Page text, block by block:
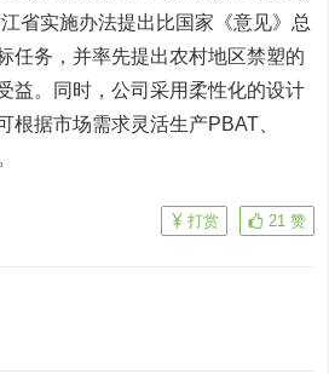
省实施办法提出比国家《意见》总
任务，并率先提出农村地区禁塑的
益。同时，公司采用柔性化的设计
根据市场需求灵活生产PBAT、
21 赞
打赏